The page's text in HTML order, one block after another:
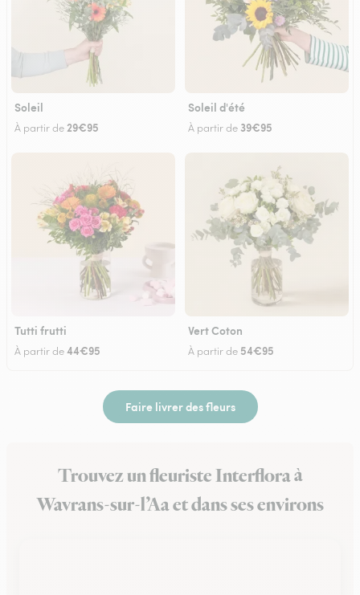
Soleil
À partir de 29€95
Soleil d'été
À partir de 39€95
Tutti frutti
À partir de44€95
Vert Coton
À partir de 54€95
Faire livrer des fleurs
Trouvez un fleuriste Interflora à
Wavrans-sur-l’Aa et dans ses environs